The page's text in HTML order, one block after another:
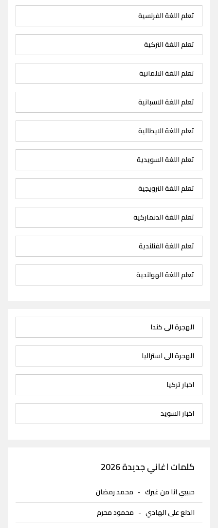
تعلم اللغة الفرنسية
تعلم اللغة التركية
تعلم اللغة الالمانية
تعلم اللغة الاسبانية
تعلم اللغة الايطالية
تعلم اللغة السويدية
تعلم اللغة النرويجية
تعلم اللغة الدنماركية
تعلم اللغة الفنلندية
تعلم اللغة الهولندية
الهجرة الى كندا
الهجرة الى استراليا
اخبار تركيا
اخبار السويد
كلمات اغاني جديدة 2026
حبيبي انا من غيرك - محمد رمضان
الدلع على الهادي - محمود محرم